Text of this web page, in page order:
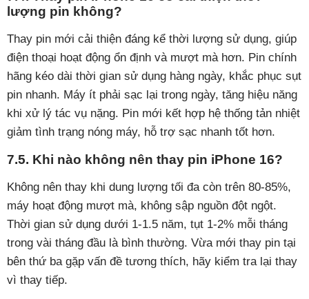
lượng pin không?
Thay pin mới cải thiện đáng kể thời lượng sử dụng, giúp
điện thoại hoạt động ổn định và mượt mà hơn. Pin chính
hãng kéo dài thời gian sử dụng hàng ngày, khắc phục sụt
pin nhanh. Máy ít phải sạc lại trong ngày, tăng hiệu năng
khi xử lý tác vụ nặng. Pin mới kết hợp hệ thống tản nhiệt
giảm tình trạng nóng máy, hỗ trợ sạc nhanh tốt hơn.
7.5. Khi nào không nên thay pin iPhone 16?
Không nên thay khi dung lượng tối đa còn trên 80-85%,
máy hoạt động mượt mà, không sập nguồn đột ngột.
Thời gian sử dụng dưới 1-1.5 năm, tụt 1-2% mỗi tháng
trong vài tháng đầu là bình thường. Vừa mới thay pin tại
bên thứ ba gặp vấn đề tương thích, hãy kiểm tra lại thay
vì thay tiếp.